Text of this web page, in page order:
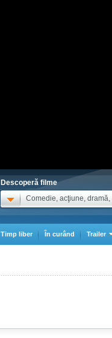
Descoperă filme
Comedie, acţiune, dramă,
Timp liber În curând Trailer